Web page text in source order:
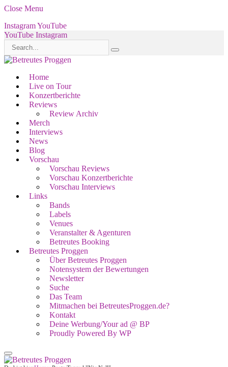
Close Menu
InstagramYouTube
YouTube Instagram
Home
Live on Tour
Konzertberichte
Reviews
Review Archiv
Merch
Interviews
News
Blog
Vorschau
Vorschau Reviews
Vorschau Konzertberichte
Vorschau Interviews
Links
Bands
Labels
Venues
Veranstalter & Agenturen
Betreutes Booking
Betreutes Proggen
Über Betreutes Proggen
Notensystem der Bewertungen
Newsletter
Suche
Das Team
Mitmachen bei BetreutesProggen.de?
Kontakt
Deine Werbung/Your ad @ BP
Proudly Powered By WP